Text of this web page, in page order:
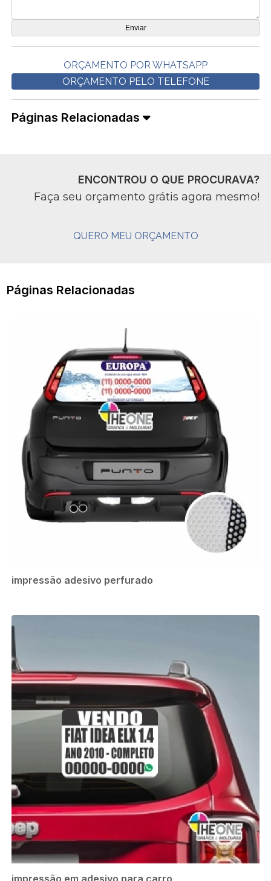
ORÇAMENTO POR WHATSAPP
ORÇAMENTO PELO TELEFONE
Páginas Relacionadas
ENCONTROU O QUE PROCURAVA?
Faça seu orçamento grátis agora mesmo!
QUERO MEU ORÇAMENTO
Páginas Relacionadas
impressão adesivo perfurado
impressão em adesivo para carro